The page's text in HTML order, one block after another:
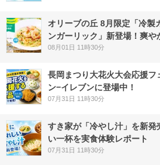
オリーブの丘 8月限定「冷製
ンガーリック」新登場！爽
08月01日 11時30分
長岡まつり大花火大会応援
ン−イレブンに登場中！
07月31日 11時30分
すき家が「冷やし汁」を新発
い一杯を実食体験レポート
07月31日 11時30分